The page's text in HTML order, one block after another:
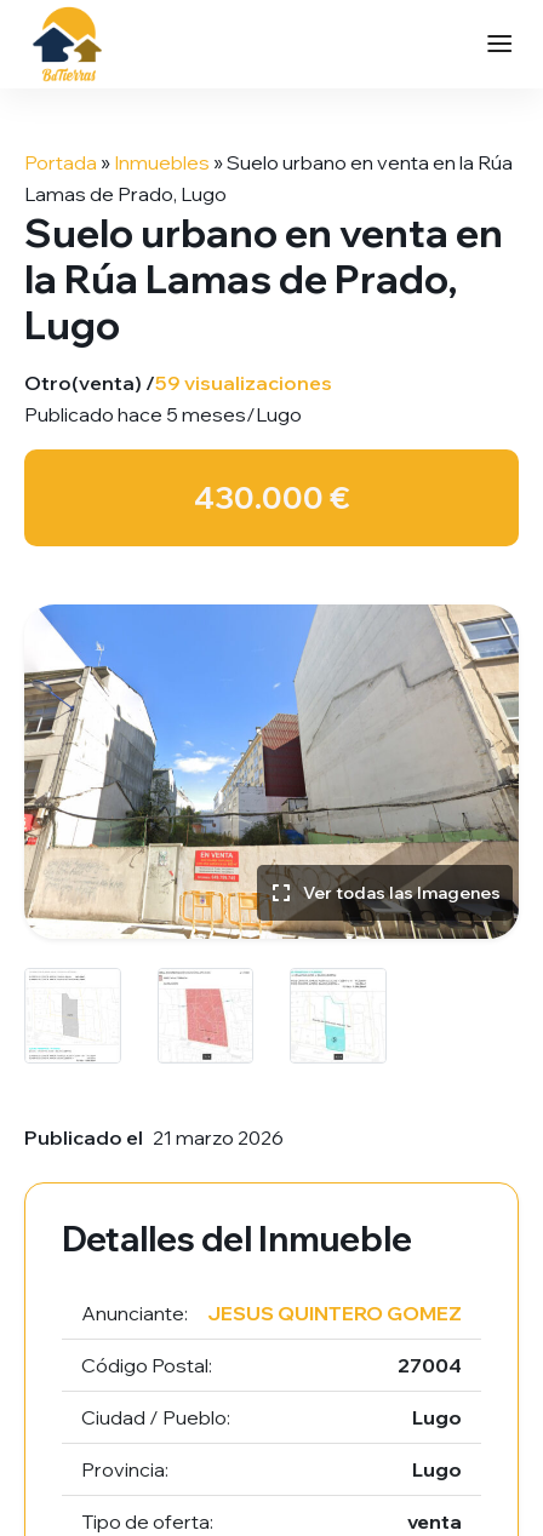
contenido
Portada » Inmuebles »Suelo urbano en venta en la Rúa
Lamas de Prado, Lugo
Suelo urbano en venta en
la Rúa Lamas de Prado,
Lugo
Otro(venta) /59 visualizaciones
Publicado hace 5 meses/Lugo
430.000 €
Ver todas las Imagenes
Publicado el 21 marzo 2026
Detalles del Inmueble
Anunciante: JESUS QUINTERO GOMEZ
Código Postal: 27004
Ciudad / Pueblo: Lugo
Provincia: Lugo
Tipo de oferta: venta